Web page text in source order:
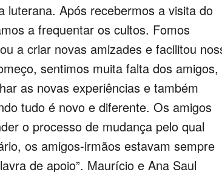
luterana. Após recebermos a visita do
a frequentar os cultos. Fomos
a criar novas amizades e facilitou
sentimos muita falta dos amigos,
as novas experiências e também
tudo é novo e diferente. Os amigos
o processo de mudança pelo qual
os amigos-irmãos estavam sempre
de apoio”. Maurício e Ana Saul